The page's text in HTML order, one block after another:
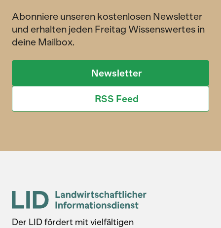
Abonniere unseren kostenlosen Newsletter
und erhalten jeden Freitag Wissenswertes in
deine Mailbox.
Newsletter
RSS Feed
Der LID fördert mit vielfältigen